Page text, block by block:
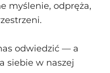
myślenie, odpręża,
odwiedzić — a
siebie w naszej